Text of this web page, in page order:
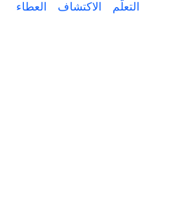
التعلّم الاكتشاف العطاء